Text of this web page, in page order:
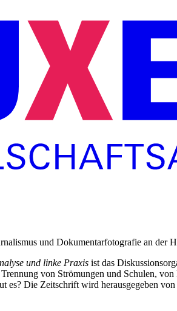
und Dokumentarfotografie an der
und linke Praxis ist das
Trennung von Strömungen und Schulen,
es? Die Zeitschrift wird herausgegeben